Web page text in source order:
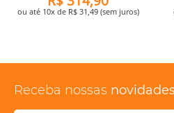
ou até 10x de R$ 31,49 (sem juros)
Receba nossas